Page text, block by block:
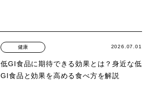
健康 2026.07.01
低GI食品に期待できる効果とは？身近な低
GI食品と効果を高める食べ方を解説